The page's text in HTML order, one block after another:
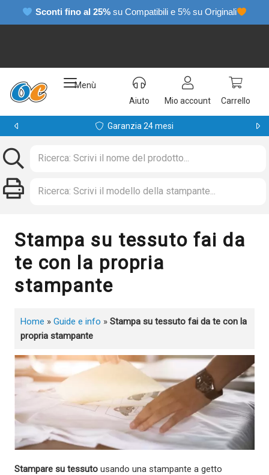
Sconti fino al 25% su Compatibili e 5% su Originali
Menù
Aiuto
Mio account Carrello
Garanzia 24 mesi
Stampa su tessuto fai da
te con la propria
stampante
Home » Guide e info » Stampa su tessuto fai da te con la
propria stampante
Stampare su tessuto usando una stampante a getto